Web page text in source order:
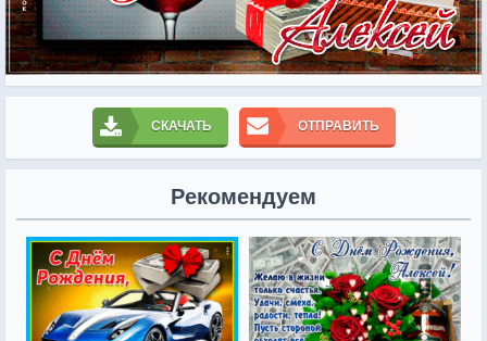
СКАЧАТЬ ОТПРАВИТЬ
Рекомендуем